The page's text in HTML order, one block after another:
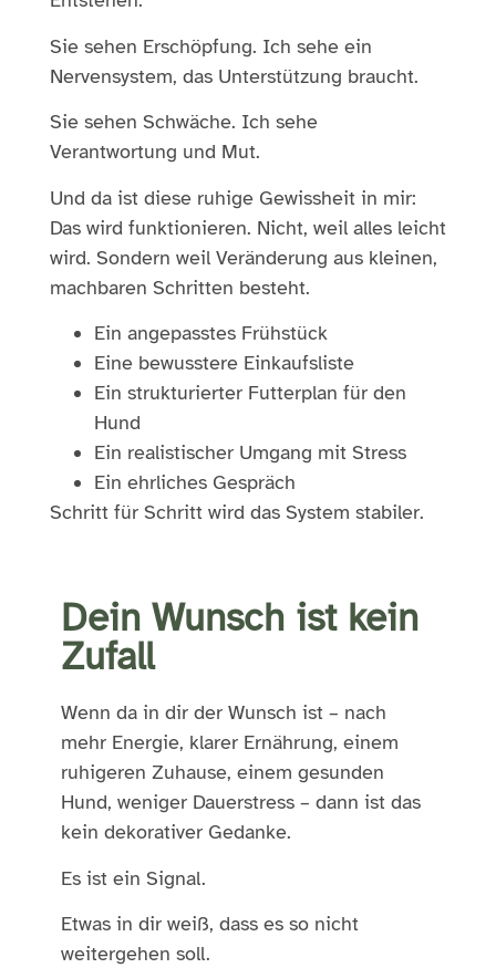
Sie sehen Erschöpfung. Ich sehe ein
Nervensystem, das Unterstützung braucht.
Sie sehen Schwäche. Ich sehe
Verantwortung und Mut.
Und da ist diese ruhige Gewissheit in mir:
Das wird funktionieren. Nicht, weil alles leicht
wird. Sondern weil Veränderung aus kleinen,
machbaren Schritten besteht.
Ein angepasstes Frühstück
Eine bewusstere Einkaufsliste
Ein strukturierter Futterplan für den
Hund
Ein realistischer Umgang mit Stress
Ein ehrliches Gespräch
Schritt für Schritt wird das System stabiler.
Dein Wunsch ist kein
Zufall
Wenn da in dir der Wunsch ist – nach
mehr Energie, klarer Ernährung, einem
ruhigeren Zuhause, einem gesunden
Hund, weniger Dauerstress – dann ist das
kein dekorativer Gedanke.
Es ist ein Signal.
Etwas in dir weiß, dass es so nicht
weitergehen soll.